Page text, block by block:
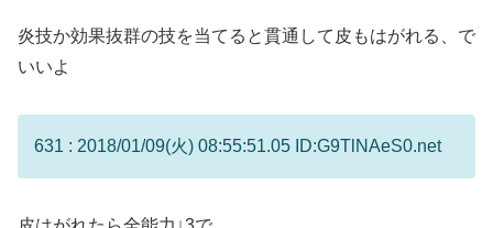
炎技か効果抜群の技を当てると貫通して皮もはがれる、で
いいよ
631 : 2018/01/09(火) 08:55:51.05 ID:G9TlNAeS0.net